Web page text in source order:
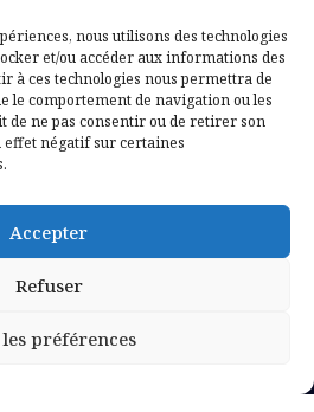
nous utilisons des technologies
et/ou accéder aux informations des
à ces technologies nous permettra de
le comportement de navigation ou les
de ne pas consentir ou de retirer son
négatif sur certaines
Accepter
Refuser
préférences